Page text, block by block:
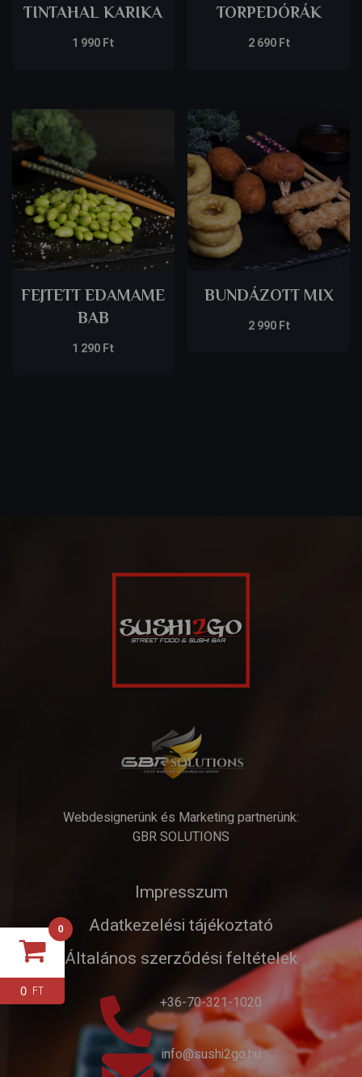
TINTAHAL KARIKA
1 990Ft
TORPEDÓRÁK
2 690Ft
FEJTETT EDAMAME
BAB
1 290Ft
BUNDÁZOTT MIX
2 990Ft
Webdesignerünk és Marketing partnerünk:
GBR SOLUTIONS
Impresszum
Adatkezelési tájékoztató
Általános szerződési feltételek
+36-70-321-1020
info@sushi2go.hu
0
0 FT